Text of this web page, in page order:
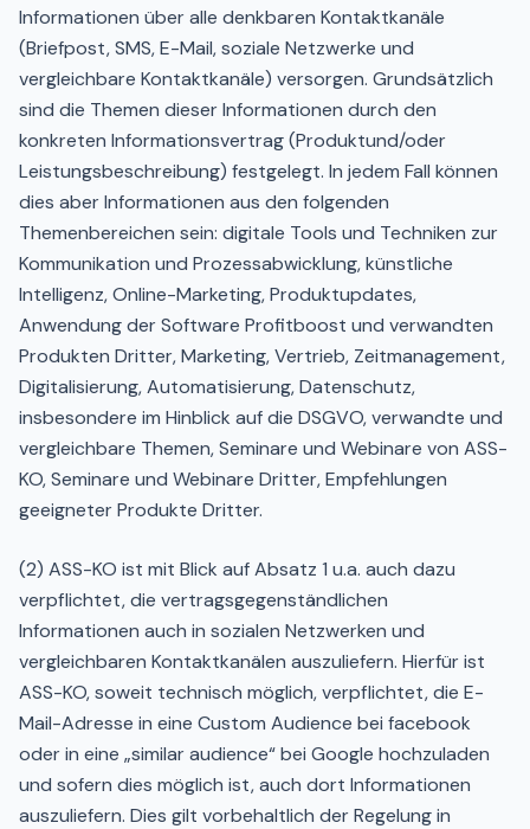
Informationen über alle denkbaren Kontaktkanäle
(Briefpost, SMS, E-Mail, soziale Netzwerke und
vergleichbare Kontaktkanäle) versorgen. Grundsätzlich
sind die Themen dieser Informationen durch den
konkreten Informationsvertrag (Produktund/oder
Leistungsbeschreibung) festgelegt. In jedem Fall können
dies aber Informationen aus den folgenden
Themenbereichen sein: digitale Tools und Techniken zur
Kommunikation und Prozessabwicklung, künstliche
Intelligenz, Online-Marketing, Produktupdates,
Anwendung der Software Profitboost und verwandten
Produkten Dritter, Marketing, Vertrieb, Zeitmanagement,
Digitalisierung, Automatisierung, Datenschutz,
insbesondere im Hinblick auf die DSGVO, verwandte und
vergleichbare Themen, Seminare und Webinare von ASS-
KO, Seminare und Webinare Dritter, Empfehlungen
geeigneter Produkte Dritter.
(2) ASS-KO ist mit Blick auf Absatz 1 u.a. auch dazu
verpflichtet, die vertragsgegenständlichen
Informationen auch in sozialen Netzwerken und
vergleichbaren Kontaktkanälen auszuliefern. Hierfür ist
ASS-KO, soweit technisch möglich, verpflichtet, die E-
Mail-Adresse in eine Custom Audience bei facebook
oder in eine „similar audience“ bei Google hochzuladen
und sofern dies möglich ist, auch dort Informationen
auszuliefern. Dies gilt vorbehaltlich der Regelung in